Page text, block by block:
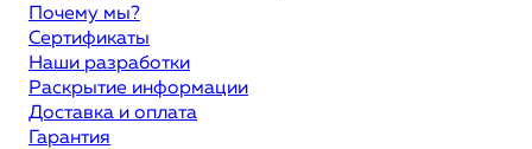
Почему мы?
Сертификаты
Наши разработки
Раскрытие информации
Доставка и оплата
Гарантия